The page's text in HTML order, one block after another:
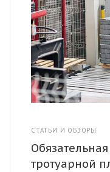
СТАТЬИ И ОБЗОРЫ
тротуарной